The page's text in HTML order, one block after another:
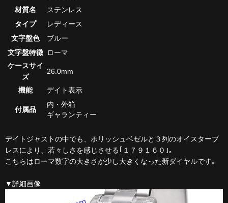
材質名
ステンレス
タイプ
レディース
文字盤色
ブルー
文字盤特徴 ローマ
ケースサイ
ズ
26.0mm
機能 デイト表示
付属品
内・外箱
ギャランティー
デイトジャストの中でも、ポリッシュベゼルと３列のオイスターブ
レスにより、若々しさを感じさせる｢１７９１６０｣｡
こちらはローマ数字の大きさが少し大きくなった新ダイヤルです｡
▼詳細画像